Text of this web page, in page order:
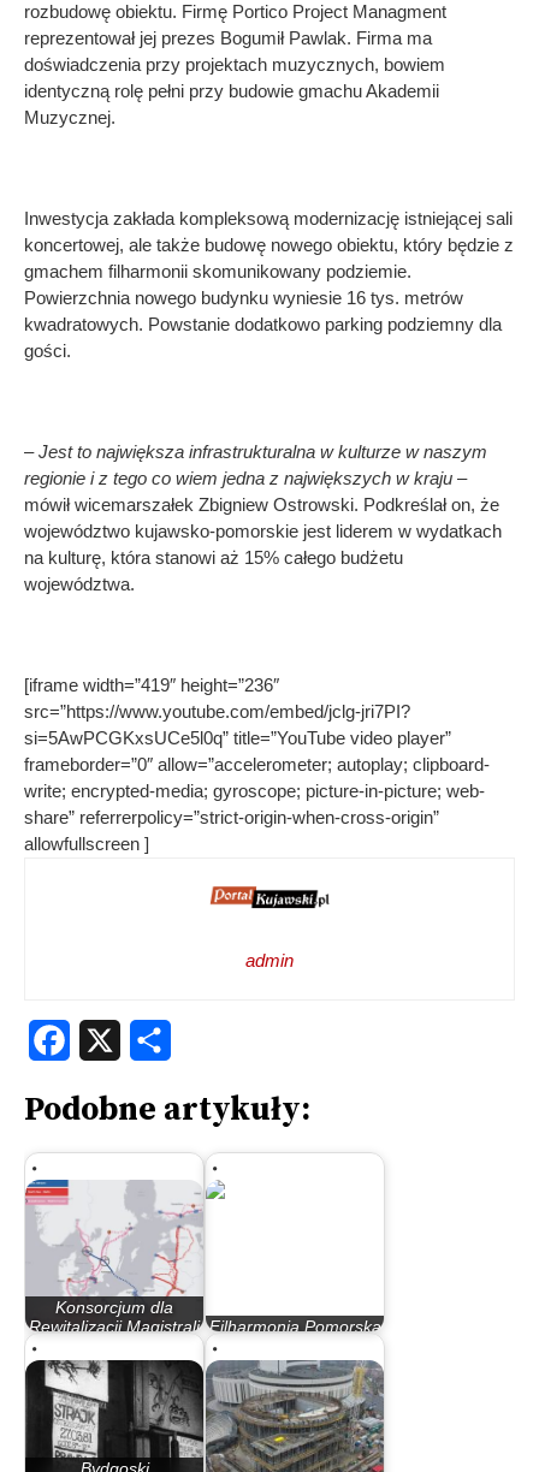
rozbudowę obiektu. Firmę Portico Project Managment
reprezentował jej prezes Bogumił Pawlak. Firma ma
doświadczenia przy projektach muzycznych, bowiem
identyczną rolę pełni przy budowie gmachu Akademii
Muzycznej.
Inwestycja zakłada kompleksową modernizację istniejącej sali
koncertowej, ale także budowę nowego obiektu, który będzie z
gmachem filharmonii skomunikowany podziemie.
Powierzchnia nowego budynku wyniesie 16 tys. metrów
kwadratowych. Powstanie dodatkowo parking podziemny dla
gości.
– Jest to największa infrastrukturalna w kulturze w naszym
regionie i z tego co wiem jedna z największych w kraju –
mówił wicemarszałek Zbigniew Ostrowski. Podkreślał on, że
województwo kujawsko-pomorskie jest liderem w wydatkach
na kulturę, która stanowi aż 15% całego budżetu
województwa.
[iframe width=”419″ height=”236″
src=”https://www.youtube.com/embed/jclg-jri7PI?
si=5AwPCGKxsUCe5l0q” title=”YouTube video player”
frameborder=”0″ allow=”accelerometer; autoplay; clipboard-
write; encrypted-media; gyroscope; picture-in-picture; web-
share” referrerpolicy=”strict-origin-when-cross-origin”
allowfullscreen ]
admin
Facebook
Podobne artykuły:
Konsorcjum dla
Rewitalizacji Magistrali Filharmonia Pomorska
ma w końcu dyrektora